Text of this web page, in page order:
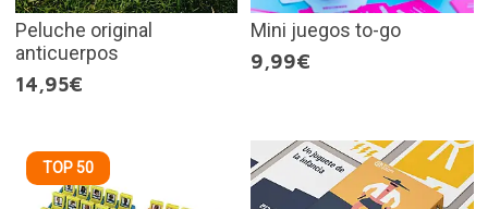
Peluche original
anticuerpos
14,95€
Mini juegos to-go
9,99€
TOP 50